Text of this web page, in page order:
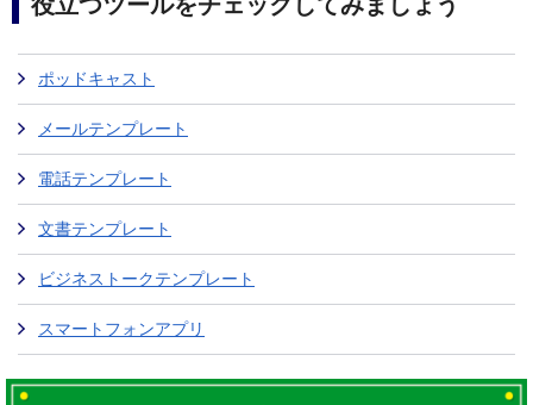
ポッドキャスト
メールテンプレート
電話テンプレート
文書テンプレート
ビジネストークテンプレート
スマートフォンアプリ